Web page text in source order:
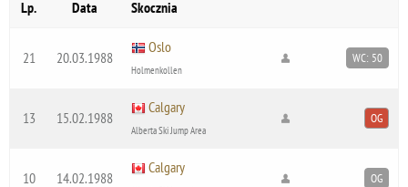
Lp. Data Skocznia
21 20.03.1988
Oslo
Holmenkollen
WC: 50
13 15.02.1988
Calgary
Alberta Ski Jump Area
OG
10 14.02.1988
Calgary
OG